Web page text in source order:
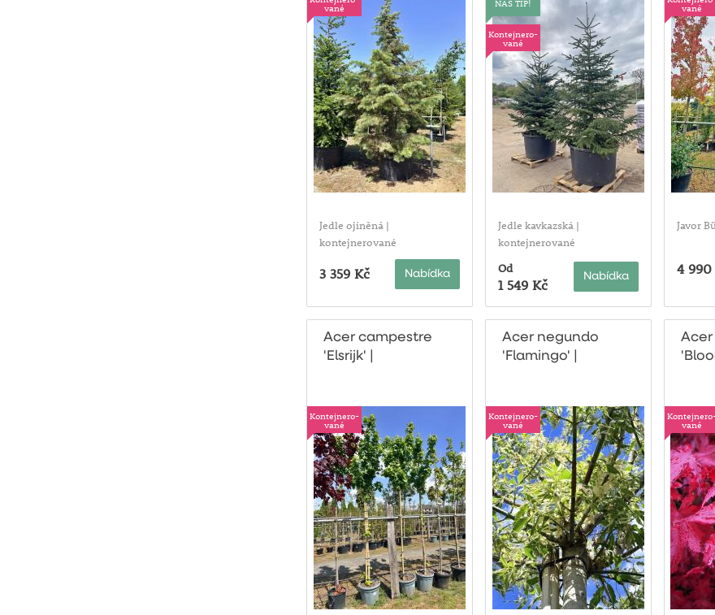
vané
Jedle ojíněná |
kontejnerované
3 359 Kč Nabídka
NÁŠ TIP!
Kontejnero-
vané
Jedle kavkazská |
kontejnerované
Od
1 549 Kč Nabídka
vané
Javor
4 990
Acer campestre
'Elsrijk' |
Kontejnero-
vané
Acer negundo
'Flamingo' |
Kontejnero-
vané vané